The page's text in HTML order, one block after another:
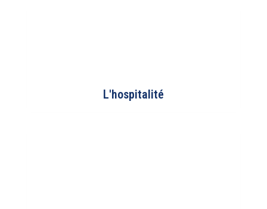
L'hospitalité